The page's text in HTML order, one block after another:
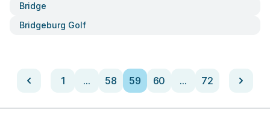
Bridge
Bridgeburg Golf
1 ... 58 59 60 ... 72